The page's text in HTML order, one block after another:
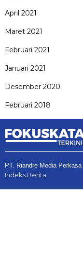
April 2021
Maret 2021
Februari 2021
Januari 2021
Desember 2020
Februari 2018
PT. Riandre Media Perkasa
Indeks Berita